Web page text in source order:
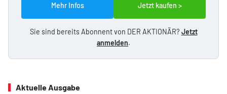
Mehr Infos Jetzt kaufen >
Sie sind bereits Abonnent von DER AKTIONÄR? Jetzt
anmelden.
Aktuelle Ausgabe